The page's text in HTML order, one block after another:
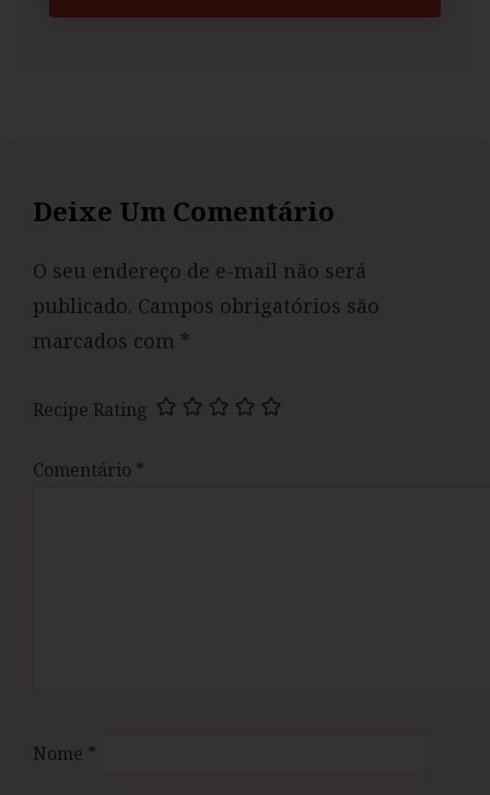
Deixe Um Comentário
O seu endereço de e-mail não será
publicado. Campos obrigatórios são
marcados com *
Recipe Rating
Comentário *
Nome *